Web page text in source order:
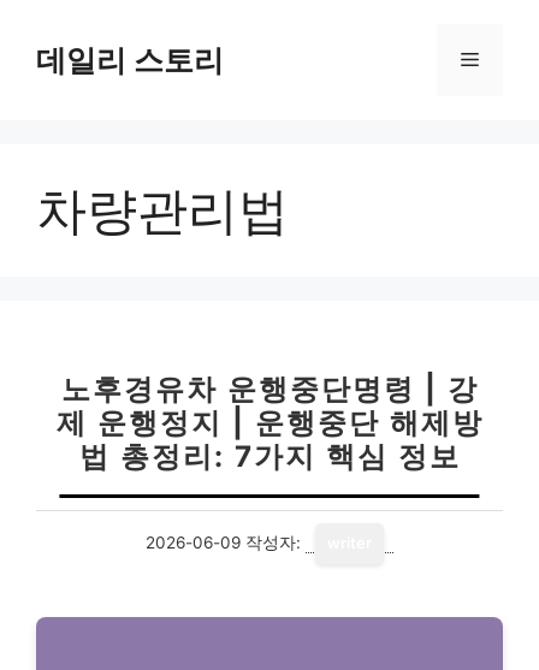
데일리 스토리 메
차량관리법
노후경유차 운행중단명령 | 강
제 운행정지 | 운행중단 해제방
법 총정리: 7가지 핵심 정보
2026-06-09 작성자: